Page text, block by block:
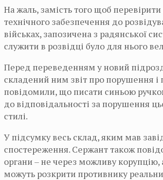
На жаль, замість того щоб
технічного забезпечення до
військах, запозичена з радянської
служити в розвідці було для нього
Перед переведенням у новий
складений ним звіт про порушення
повідомили, що писати синьою
до відповідальності за порушення
стилі.
У підсумку весь склад, яким мав
спостереження. Сержант також
органи – не через можливу
можуть розкрити противнику